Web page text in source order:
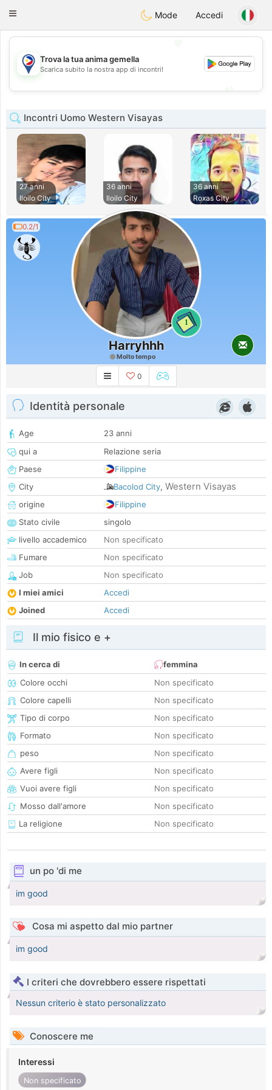
PhilippinesChat
Toggle
Mode Accedi
💖
💕
Trova la tua anima gemella
Scarica subito la nostra app di incontri!
Incontri Uomo Western Visayas
27 anni
Iloilo City
36 anni
Iloilo City
36 anni
Roxas City
0.2/1
1
Harryhhh
Molto tempo
0
Identità personale
Age
23 anni
qui a
Relazione seria
Paese
Filippine
City
Bacolod City, Western Visayas
origine
Filippine
Stato civile
singolo
livello accademico
Non specificato
Fumare
Non specificato
Job
Non specificato
I miei amici
Accedi
Joined
Accedi
Il mio fisico e +
In cerca di
femmina
Colore occhi
Non specificato
Colore capelli
Non specificato
Tipo di corpo
Non specificato
Formato
Non specificato
peso
Non specificato
Avere figli
Non specificato
Vuoi avere figli
Non specificato
Mosso dall'amore
Non specificato
La religione
Non specificato
un po 'di me
im good
Cosa mi aspetto dal mio partner
im good
I criteri che dovrebbero essere rispettati
Nessun criterio è stato personalizzato
Conoscere me
Interessi
Non specificato